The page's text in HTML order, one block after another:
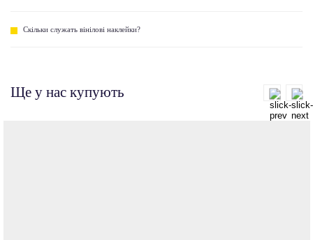
Скільки служать вінілові наклейки?
Ще у нас купують